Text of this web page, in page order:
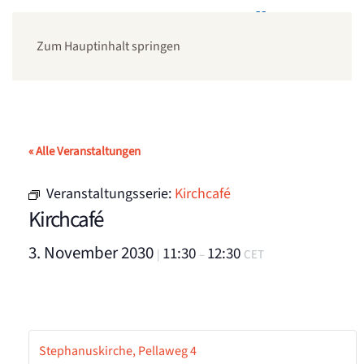
Zum Hauptinhalt springen
« Alle Veranstaltungen
Veranstaltungsserie: Kirchcafé
Kirchcafé
3. November 2030 | 11:30 –12:30 CET
Stephanuskirche, Pellaweg 4